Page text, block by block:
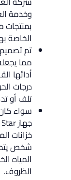
وخدمة
بمنتجات
الخاصة
مما
أدائها
درجات
تلف أو
سواء
خزانات
شخص
المياه
الظروف.